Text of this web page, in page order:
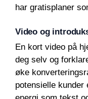
har gratisplaner
Video og
En kort video på
deg selv og
øke
potensielle kunder